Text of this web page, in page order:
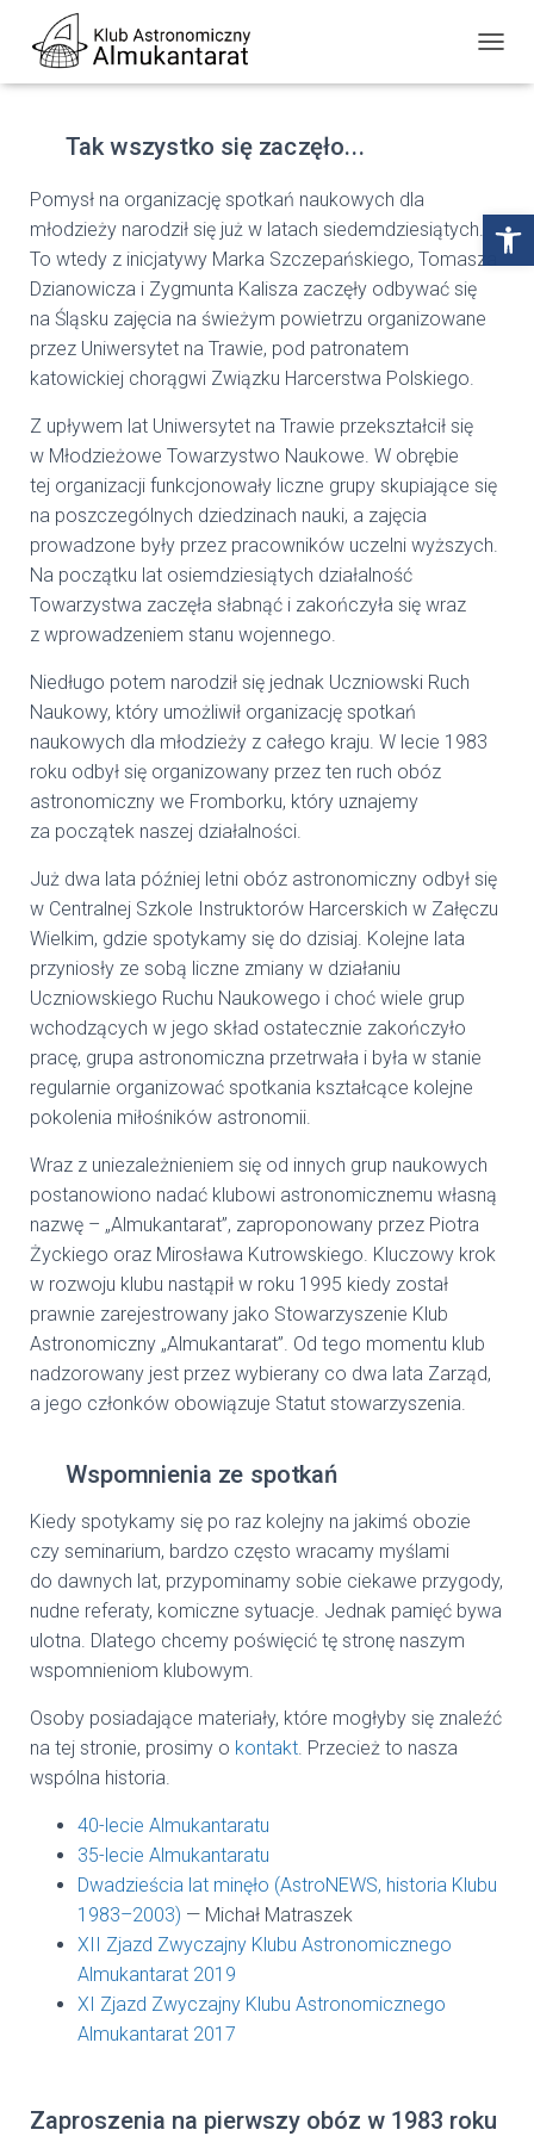
Open toolbar
R
N
Tak wszystko się zaczęło...
Pomysł na organizację spotkań naukowych dla
młodzieży narodził się już w latach siedemdziesiątych.
To wtedy z inicjatywy Marka Szczepańskiego, Tomasza
Dzianowicza i Zygmunta Kalisza zaczęły odbywać się
na Śląsku zajęcia na świeżym powietrzu organizowane
przez Uniwersytet na Trawie, pod patronatem
katowickiej chorągwi Związku Harcerstwa Polskiego.
Z upływem lat Uniwersytet na Trawie przekształcił się
w Młodzieżowe Towarzystwo Naukowe. W obrębie
tej organizacji funkcjonowały liczne grupy skupiające się
na poszczególnych dziedzinach nauki, a zajęcia
prowadzone były przez pracowników uczelni wyższych.
Na początku lat osiemdziesiątych działalność
Towarzystwa zaczęła słabnąć i zakończyła się wraz
z wprowadzeniem stanu wojennego.
Niedługo potem narodził się jednak Uczniowski Ruch
Naukowy, który umożliwił organizację spotkań
naukowych dla młodzieży z całego kraju. W lecie 1983
roku odbył się organizowany przez ten ruch obóz
astronomiczny we Fromborku, który uznajemy
za początek naszej działalności.
Już dwa lata później letni obóz astronomiczny odbył się
w Centralnej Szkole Instruktorów Harcerskich w Załęczu
Wielkim, gdzie spotykamy się do dzisiaj. Kolejne lata
przyniosły ze sobą liczne zmiany w działaniu
Uczniowskiego Ruchu Naukowego i choć wiele grup
wchodzących w jego skład ostatecznie zakończyło
pracę, grupa astronomiczna przetrwała i była w stanie
regularnie organizować spotkania kształcące kolejne
pokolenia miłośników astronomii.
Wraz z uniezależnieniem się od innych grup naukowych
postanowiono nadać klubowi astronomicznemu własną
nazwę – „Almukantarat”, zaproponowany przez Piotra
Życkiego oraz Mirosława Kutrowskiego. Kluczowy krok
w rozwoju klubu nastąpił w roku 1995 kiedy został
prawnie zarejestrowany jako Stowarzyszenie Klub
Astronomiczny „Almukantarat”. Od tego momentu klub
nadzorowany jest przez wybierany co dwa lata Zarząd,
a jego członków obowiązuje Statut stowarzyszenia.
Wspomnienia ze spotkań
Kiedy spotykamy się po raz kolejny na jakimś obozie
czy seminarium, bardzo często wracamy myślami
do dawnych lat, przypominamy sobie ciekawe przygody,
nudne referaty, komiczne sytuacje. Jednak pamięć bywa
ulotna. Dlatego chcemy poświęcić tę stronę naszym
wspomnieniom klubowym.
Osoby posiadające materiały, które mogłyby się znaleźć
na tej stronie, prosimy o kontakt. Przecież to nasza
wspólna historia.
40-lecie Almukantaratu
35-lecie Almukantaratu
Dwadzieścia lat minęło (AstroNEWS, historia Klubu
1983–2003) — Michał Matraszek
XII Zjazd Zwyczajny Klubu Astronomicznego
Almukantarat 2019
XI Zjazd Zwyczajny Klubu Astronomicznego
Almukantarat 2017
Zaproszenia na pierwszy obóz w 1983 roku